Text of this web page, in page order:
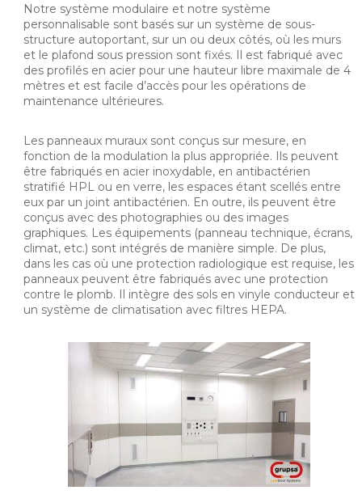
Notre système modulaire et notre système
personnalisable sont basés sur un système de sous-
structure autoportant, sur un ou deux côtés, où les murs
et le plafond sous pression sont fixés. Il est fabriqué avec
des profilés en acier pour une hauteur libre maximale de 4
mètres et est facile d’accès pour les opérations de
maintenance ultérieures.
Les panneaux muraux sont conçus sur mesure, en
fonction de la modulation la plus appropriée. Ils peuvent
être fabriqués en acier inoxydable, en antibactérien
stratifié HPL ou en verre, les espaces étant scellés entre
eux par un joint antibactérien. En outre, ils peuvent être
conçus avec des photographies ou des images
graphiques. Les équipements (panneau technique, écrans,
climat, etc.) sont intégrés de manière simple. De plus,
dans les cas où une protection radiologique est requise, les
panneaux peuvent être fabriqués avec une protection
contre le plomb. Il intègre des sols en vinyle conducteur et
un système de climatisation avec filtres HEPA.